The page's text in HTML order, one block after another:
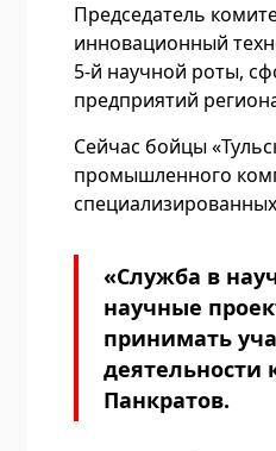
Председатель
инновационный
5-й научной роты,
предприятий
Сейчас бойцы
промышленного
«Служба в
научные
принимать
деятельности
Панкратов.